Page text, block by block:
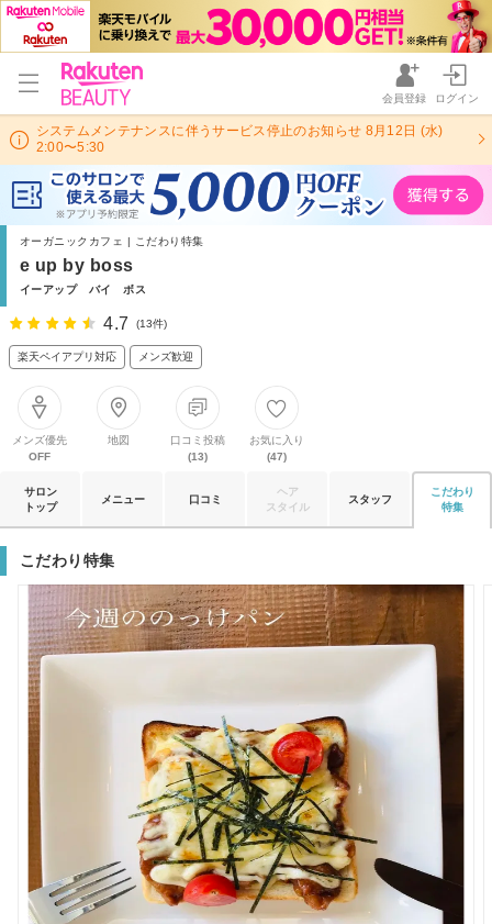
会員登録 ログイン
システムメンテナンスに伴うサービス停止のお知らせ 8月12日 (水)
2:00〜5:30
オーガニックカフェ | こだわり特集
e up by boss
イーアップ バイ ボス
4.7 (13件)
楽天ペイアプリ対応 メンズ歓迎
メンズ優先
OFF
地図
口コミ投稿
(13)
お気に入り
(47)
サロン
トップ
メニュー 口コミ
ヘア
スタイル
スタッフ
こだわり
特集
こだわり特集